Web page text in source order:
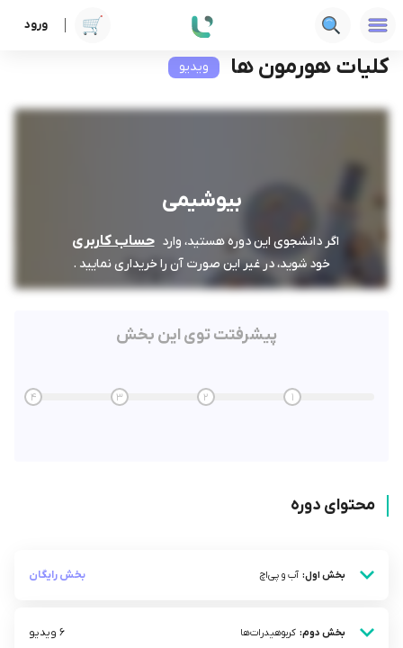
ورود دوره ها علوم پزشکی كليات هورمون ها
كليات هورمون ها ویدیو
بیوشیمی
اگر دانشجوی این دوره هستید، وارد حساب کاربری
خود شوید، در غیر این صورت آن را خریداری نمایید .
پیشرفتت توی این بخش
1
2
3
4
محتوای دوره
بخش اول: آب و پی‌اچ بخش رایگان
بخش دوم: کربوهیدرات‌ها 6 ویدیو